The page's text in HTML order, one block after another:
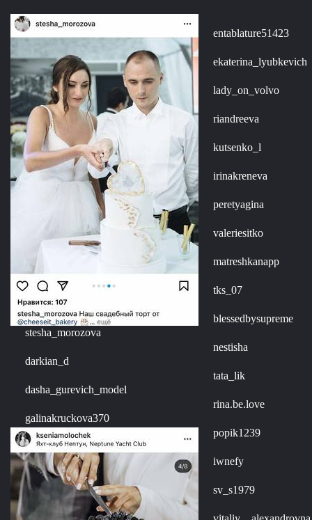
stesha_morozova
darkian_d
dasha_gurevich_model
galinakruckova370
entablature51423
ekaterina_lyubkevich
lady_on_volvo
riandreeva
kutsenko_l
irinakreneva
peretyagina
valeriesitko
matreshkanapp
tks_07
blessedbysupreme
nestisha
tata_lik
rina.be.love
popik1239
iwnefy
sv_s1979